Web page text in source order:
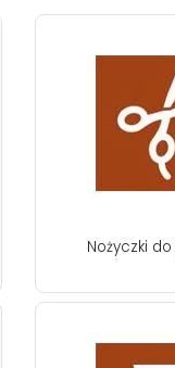
Nożyczki